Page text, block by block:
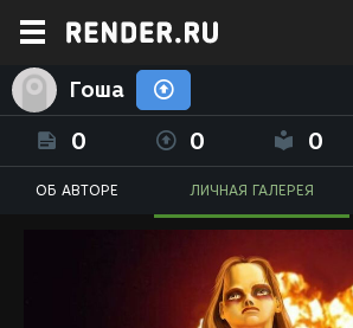
Гоша
0 0 0
ОБ АВТОРЕ ЛИЧНАЯ ГАЛЕРЕЯ